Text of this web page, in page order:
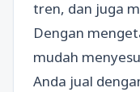
tren, dan juga
Dengan
mudah
Anda jual